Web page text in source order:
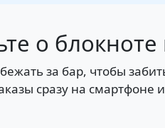
о блокноте
за бар, чтобы
сразу на смартфоне